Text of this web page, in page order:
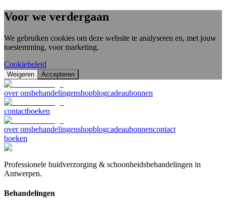
Voor we verdergaan
We gebruiken cookies om deze website te analyseren en, met jouw
toestemming, voor marketing.
Cookiebeleid
Weigeren Accepteren
over onsbehandelingenshopblogcadeaubonnen
contactboeken
over onsbehandelingenshopblogcadeaubonnencontact
boeken
Professionele huidverzorging & schoonheidsbehandelingen in
Antwerpen.
Behandelingen